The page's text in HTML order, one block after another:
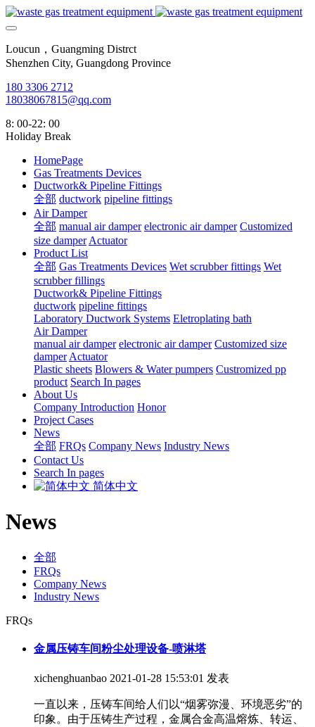
Loucun，Guangming Distrct
Shenzhen City, Guangdong Province
180 3306 2712
18038067815@qq.com
8: 00-22: 00
Holiday Break
HomePage
Gas Treatments Devices
Ductwork& Pipeline Fittings
全部 ductwork pipeline fittings
Air Damper
全部 manual air damper electronic air damper Customized
size damper Actuator
Product List
全部 Gas Treatments Devices Wet scrubber fittings Wet
scrubber fillings
Ductwork& Pipeline Fittings
ductwork pipeline fittings
Laboratory Ductwork Systems Eletroplating bath
Air Damper
manual air damper electronic air damper Customized size
damper Actuator
Plastic sheets Blowers & Water pumpers Custromized pp
product Search In pages
About Us
Company Introduction Honor
Project Cases
News
全部 FRQs Company News Industry News
Contact Us
Search In pages
简体中文
News
全部
FRQs
Company News
Industry News
FRQs
金属压铸车间粉尘处理设备-喷淋塔
xichenghuanbao 2021-01-28 15:53:01 发表
一直以来，压铸车间给人们以“烟雾弥漫、环境恶劣”的
印象。由于压铸生产过程，金属合金高温熔炼、转运、